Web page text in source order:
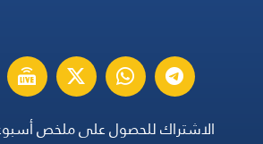
الاشتراك للحصول على ملخص